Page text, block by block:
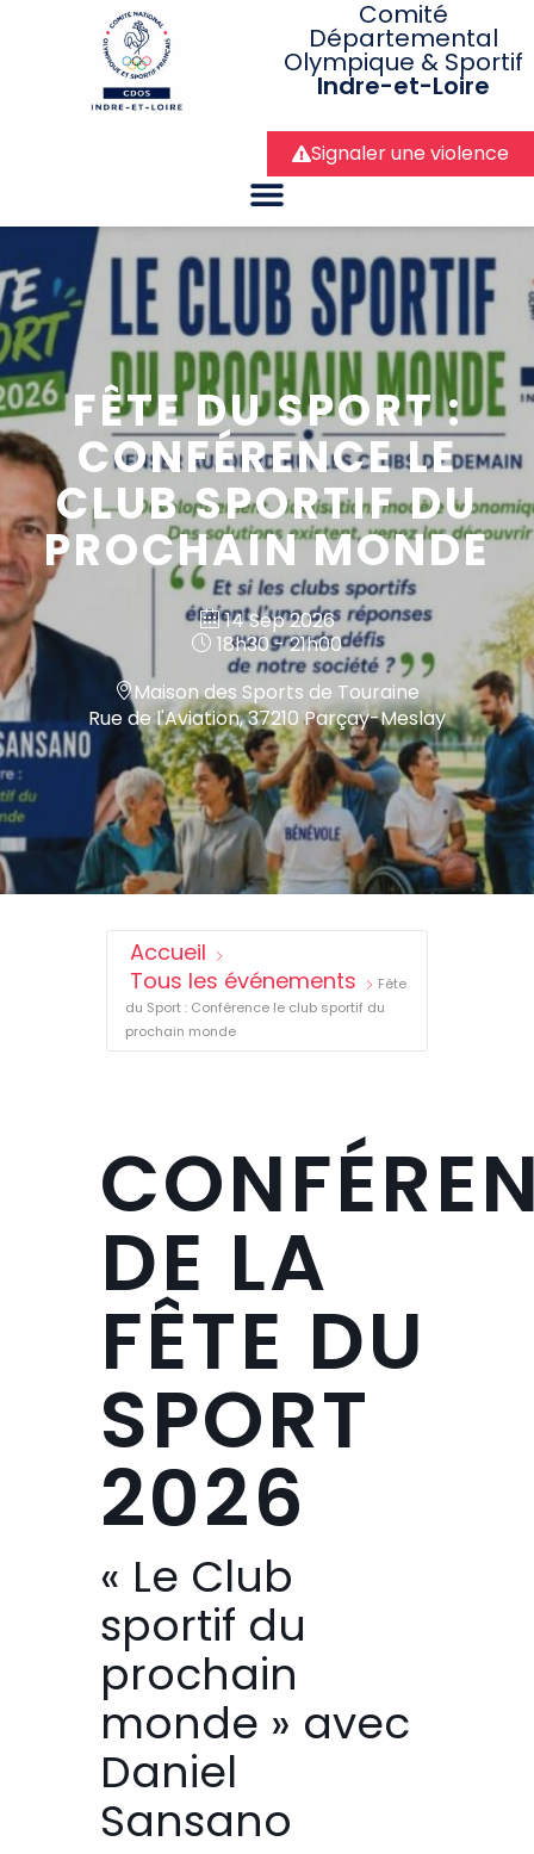
Comité
Départemental
Olympique & Sportif
Indre-et-Loire
Signaler une violence
FÊTE DU SPORT :
CONFÉRENCE LE
CLUB SPORTIF DU
PROCHAIN MONDE
14 Sep 2026
18h30 - 21h00
Maison des Sports de Touraine
Rue de l'Aviation, 37210 Parçay-Meslay
Accueil
Tous les événements
Fête
du Sport : Conférence le club sportif du
prochain monde
DE LA
FÊTE DU
SPORT
2026
« Le Club
sportif du
prochain
monde » avec
Daniel
Sansano